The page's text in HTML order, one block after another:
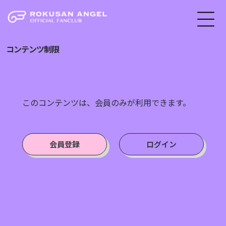
コンテンツ制限
このコンテンツは、会員のみが利用できます。
会員登録 ログイン